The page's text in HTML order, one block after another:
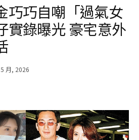
巧巧自嘲「過氣女
實錄曝光 豪宅意外
月, 2026